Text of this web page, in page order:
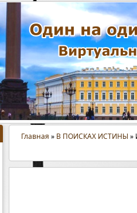
Главная » В ПОИСКАХ ИСТИНЫ»